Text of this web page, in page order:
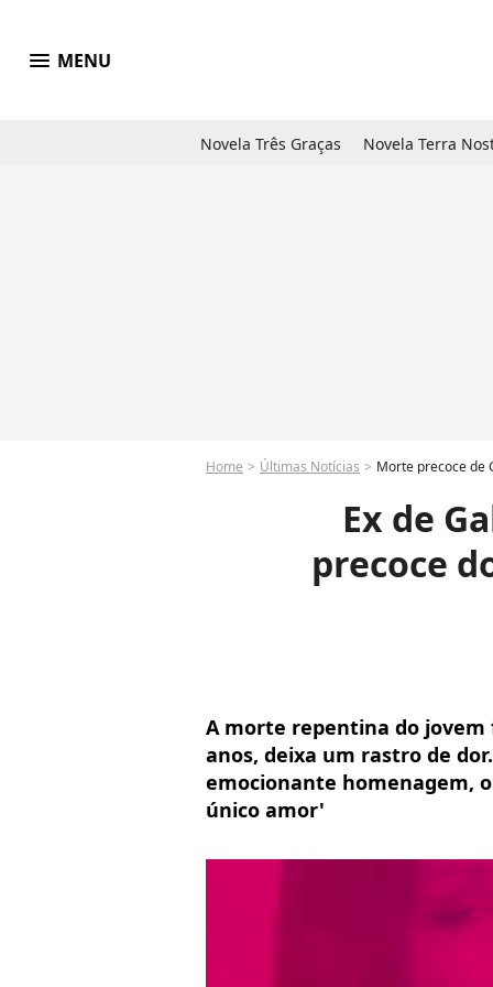
menu MENU
Novela Três Graças Novela Terra
Home Últimas Notícias Morte precoce de
Ex de
precoce
A morte repentina do jovem
anos, deixa um rastro de
emocionante homenagem,
único amor'